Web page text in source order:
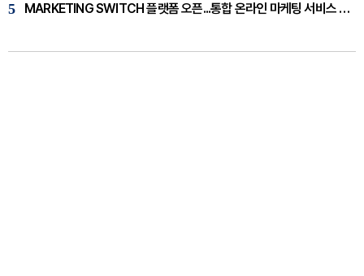
5 MARKETING SWITCH 플랫폼 오픈...통합 온라인 마케팅 서비스 확대